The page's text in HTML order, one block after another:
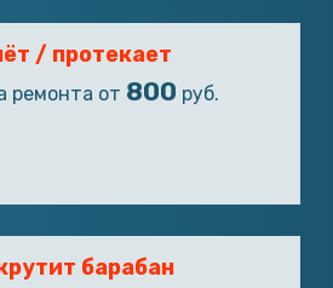
/ протекает
ремонта от 800 руб.
барабан